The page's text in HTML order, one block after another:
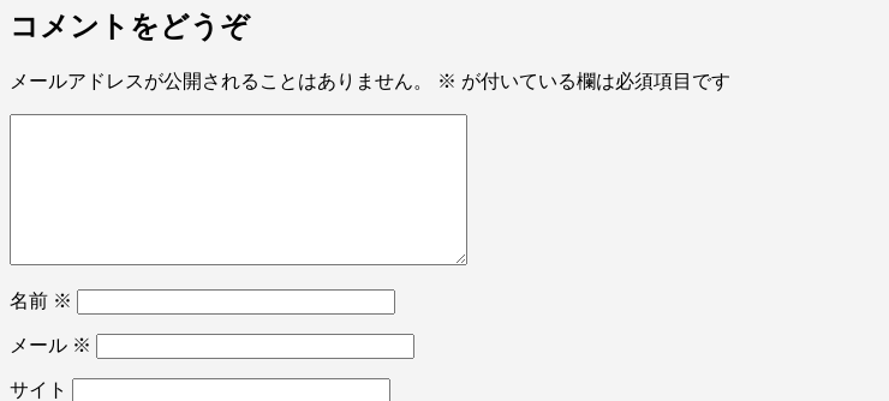
コメントをどうぞ
メールアドレスが公開されることはありません。 ※ が付いている欄は必須項目です
名前 ※
メール ※
サイト